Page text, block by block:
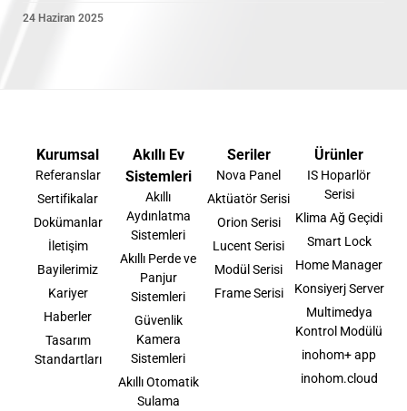
24 Haziran 2025
Kurumsal
Referanslar
Sertifikalar
Dokümanlar
İletişim
Bayilerimiz
Kariyer
Haberler
Tasarım
Standartları
Akıllı Ev
Sistemleri
Akıllı
Aydınlatma
Sistemleri
Akıllı Perde ve
Panjur
Sistemleri
Güvenlik
Kamera
Sistemleri
Akıllı Otomatik
Sulama
Seriler
Nova Panel
Aktüatör Serisi
Orion Serisi
Lucent Serisi
Modül Serisi
Frame Serisi
Ürünler
IS Hoparlör
Serisi
Klima Ağ Geçidi
Smart Lock
Home Manager
Konsiyerj Server
Multimedya
Kontrol Modülü
inohom+ app
inohom.cloud